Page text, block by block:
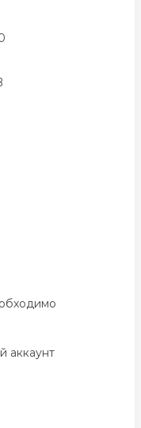
аккаунт